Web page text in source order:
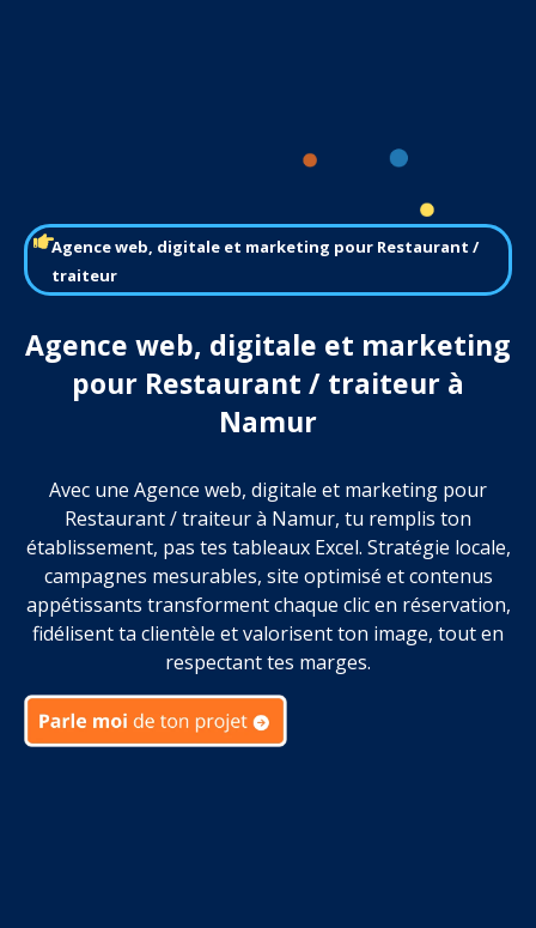
Agence web, digitale et marketing pour Restaurant /
traiteur
Agence web, digitale et marketing
pour Restaurant / traiteur à
Namur
Avec une Agence web, digitale et marketing pour
Restaurant / traiteur à Namur, tu remplis ton
établissement, pas tes tableaux Excel. Stratégie locale,
campagnes mesurables, site optimisé et contenus
appétissants transforment chaque clic en réservation,
fidélisent ta clientèle et valorisent ton image, tout en
respectant tes marges.